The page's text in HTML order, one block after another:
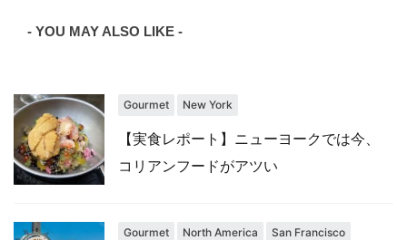
- YOU MAY ALSO LIKE -
Gourmet New York
【実食レポート】ニューヨークでは今、
コリアンフードがアツい
Gourmet North America San Francisco